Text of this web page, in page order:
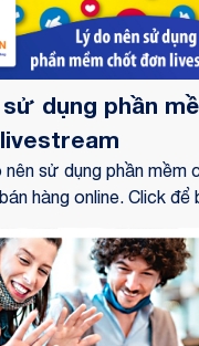
dụng phần
nên sử dụng phần mềm
hàng online. Click để